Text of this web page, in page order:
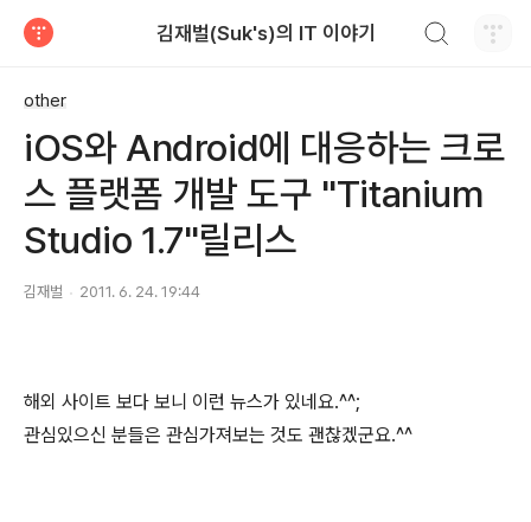
김재벌(Suk's)의 IT 이야기
other
iOS와 Android에 대응하는 크로
스 플랫폼 개발 도구 "Titanium
Studio 1.7"릴리스
김재벌 2011. 6. 24. 19:44
해외 사이트 보다 보니 이런 뉴스가 있네요.^^;
관심있으신 분들은 관심가져보는 것도 괜찮겠군요.^^